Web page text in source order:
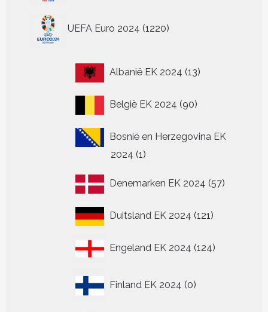
UEFA Euro 2024 1220
producten
Albanië EK 2024 1313
België EK 2024 9090
Bosnië en Herzegovina EK
2024 11
Denemarken EK 2024 5757
Duitsland EK 2024 121121
Engeland EK 2024 124124
Finland EK 2024 0
producten